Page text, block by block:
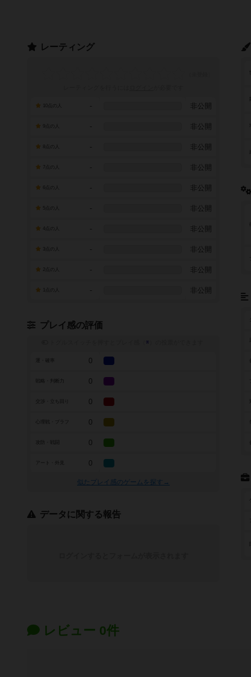
レーティング
- 非公開
- 非公開
- 非公開
7点の人 - 非公開
- 非公開
- 非公開
- 非公開
- 非公開
- 非公開
- 非公開
プレイ感の評価
※
0
戦略・判断力 0
0
0
0
アート・外見 0
似たプレイ感のゲームを探す→
データに関する報告
レビュー 0件